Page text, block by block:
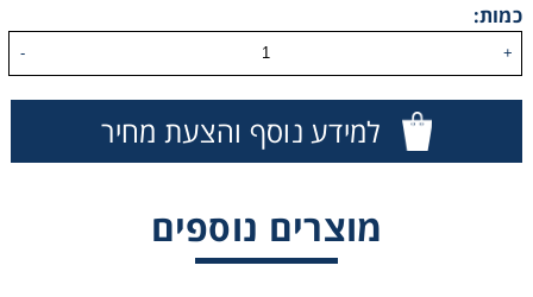
כמות:
+
-
למידע נוסף והצעת מחיר
מוצרים נוספים
Thermometry
Washing
Chromatography
Lab Essentials